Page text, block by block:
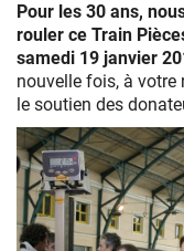
Pour les 30 ans,
rouler ce Train
samedi 19 janvier
nouvelle fois, à votre
le soutien des